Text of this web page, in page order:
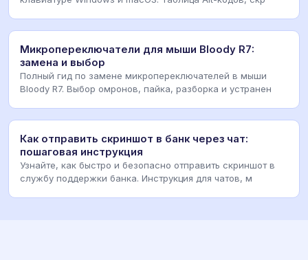
Микропереключатели для мыши Bloody R7:
замена и выбор
Полный гид по замене микропереключателей в мыши
Bloody R7. Выбор омронов, пайка, разборка и устранен
Как отправить скриншот в банк через чат:
пошаговая инструкция
Узнайте, как быстро и безопасно отправить скриншот в
службу поддержки банка. Инструкция для чатов, м